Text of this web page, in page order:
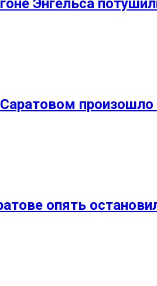
Энгельса
Саратовом
опять